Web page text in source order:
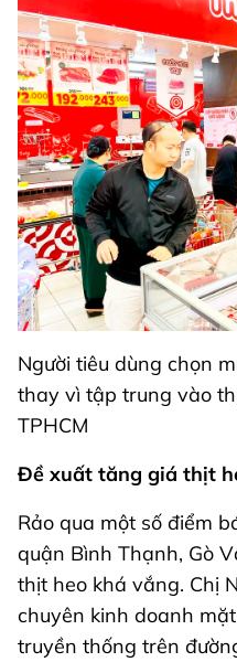
Người tiêu dùng chọn
thay vì tập trung vào
TPHCM
Đề xuất tăng giá thịt
Rảo qua một số điểm
quận Bình Thạnh, Gò
thịt heo khá vắng. Chị
chuyên kinh doanh
truyền thống trên